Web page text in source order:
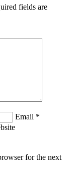
fields are
Email *
for the next